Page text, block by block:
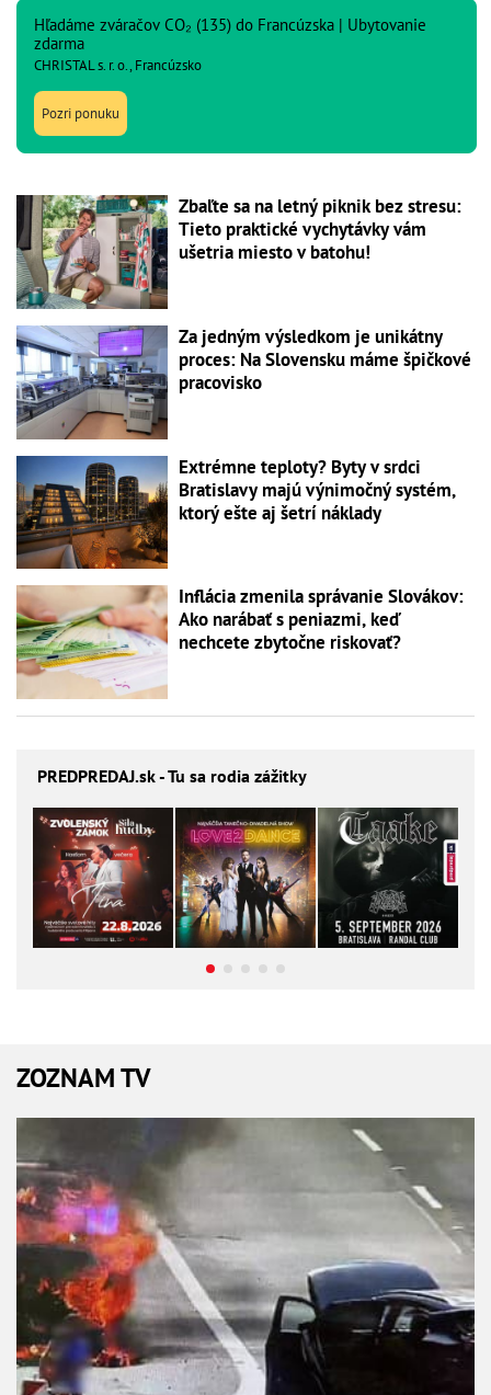
Hľadáme zváračov CO₂ (135) do Francúzska | Ubytovanie
zdarma
CHRISTAL s. r. o., Francúzsko
Pozri ponuku
Zbaľte sa na letný piknik bez stresu:
Tieto praktické vychytávky vám
ušetria miesto v batohu!
Za jedným výsledkom je unikátny
proces: Na Slovensku máme špičkové
pracovisko
Extrémne teploty? Byty v srdci
Bratislavy majú výnimočný systém,
ktorý ešte aj šetrí náklady
Inflácia zmenila správanie Slovákov:
Ako narábať s peniazmi, keď
nechcete zbytočne riskovať?
PREDPREDAJ.sk - Tu sa rodia zážitky
ZOZNAM TV